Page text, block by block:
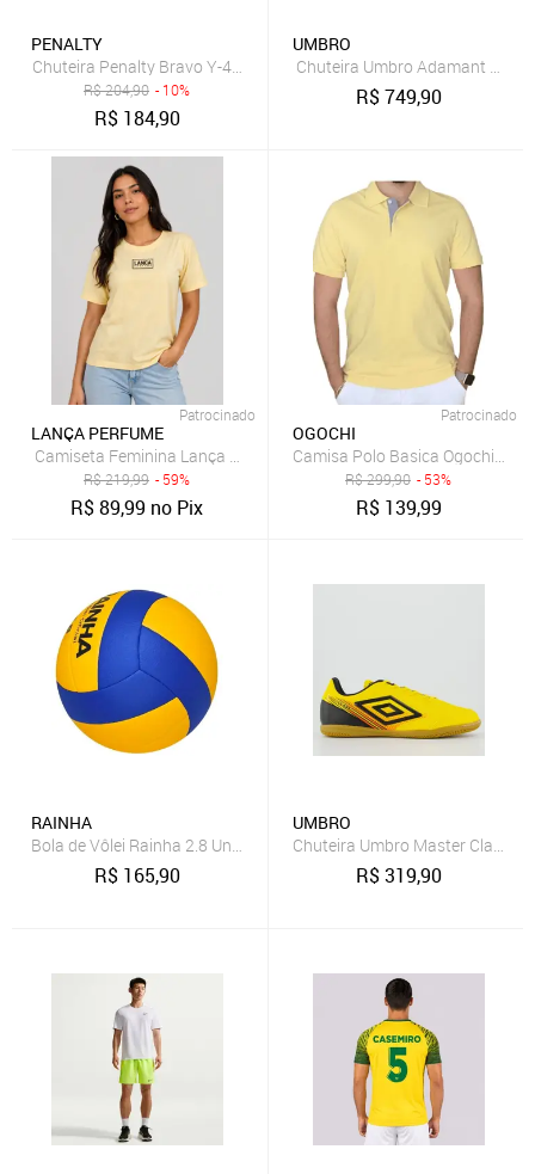
PENALTY
Chuteira Penalty Bravo Y-4 Campo Amarela e Preta
R$204,90 - 10%
R$ 184,90
UMBRO
Chuteira Umbro Adamant
R$749,90
Patrocinado
LANÇA PERFUME
Camiseta Feminina Lança Perfume Logo Amarelo
R$219,99 - 59%
R$89,99 no Pix
Patrocinado
OGOCHI
R$299,90 - 53%
R$ 139,99
RAINHA
Bola de Vôlei Rainha 2.8 Unissex
R$ 165,90
UMBRO
Chuteira Umbro Master Class
R$319,90